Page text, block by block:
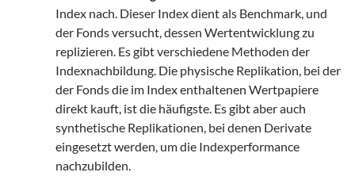
Index nach. Dieser Index dient als Benchmark, und
der Fonds versucht, dessen Wertentwicklung zu
replizieren. Es gibt verschiedene Methoden der
Indexnachbildung. Die physische Replikation, bei der
der Fonds die im Index enthaltenen Wertpapiere
direkt kauft, ist die häufigste. Es gibt aber auch
synthetische Replikationen, bei denen Derivate
eingesetzt werden, um die Indexperformance
nachzubilden.